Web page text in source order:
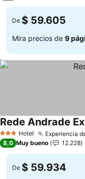
De $ 59.605
Mira precios de 9
3 Estrellas
Hotel Experiencia
Rede Andrade
8,0 Muy bueno 12.228
De $ 59.934